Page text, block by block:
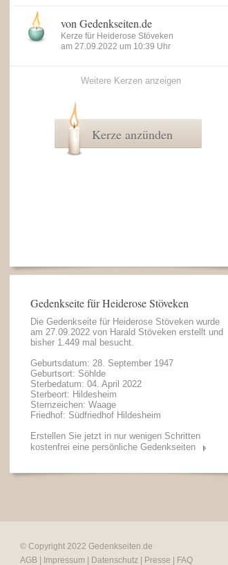
von Gedenkseiten.de
Kerze für Heiderose Stöveken
am 27.09.2022 um 10:39 Uhr
Weitere Kerzen anzeigen
Kerze anzünden
Gedenkseite für Heiderose Stöveken
Die Gedenkseite für Heiderose Stöveken wurde
am 27.09.2022 von Harald Stöveken erstellt und
bisher 1.449 mal besucht.
Geburtsdatum: 28. September 1947
Geburtsort: Söhlde
Sterbedatum: 04. April 2022
Sterbeort: Hildesheim
Sternzeichen: Waage
Friedhof: Südfriedhof Hildesheim
Erstellen Sie jetzt in nur wenigen Schritten
kostenfrei eine persönliche Gedenkseiten
© Copyright 2022 Gedenkseiten.de
AGB
Impressum Datenschutz Presse FAQ